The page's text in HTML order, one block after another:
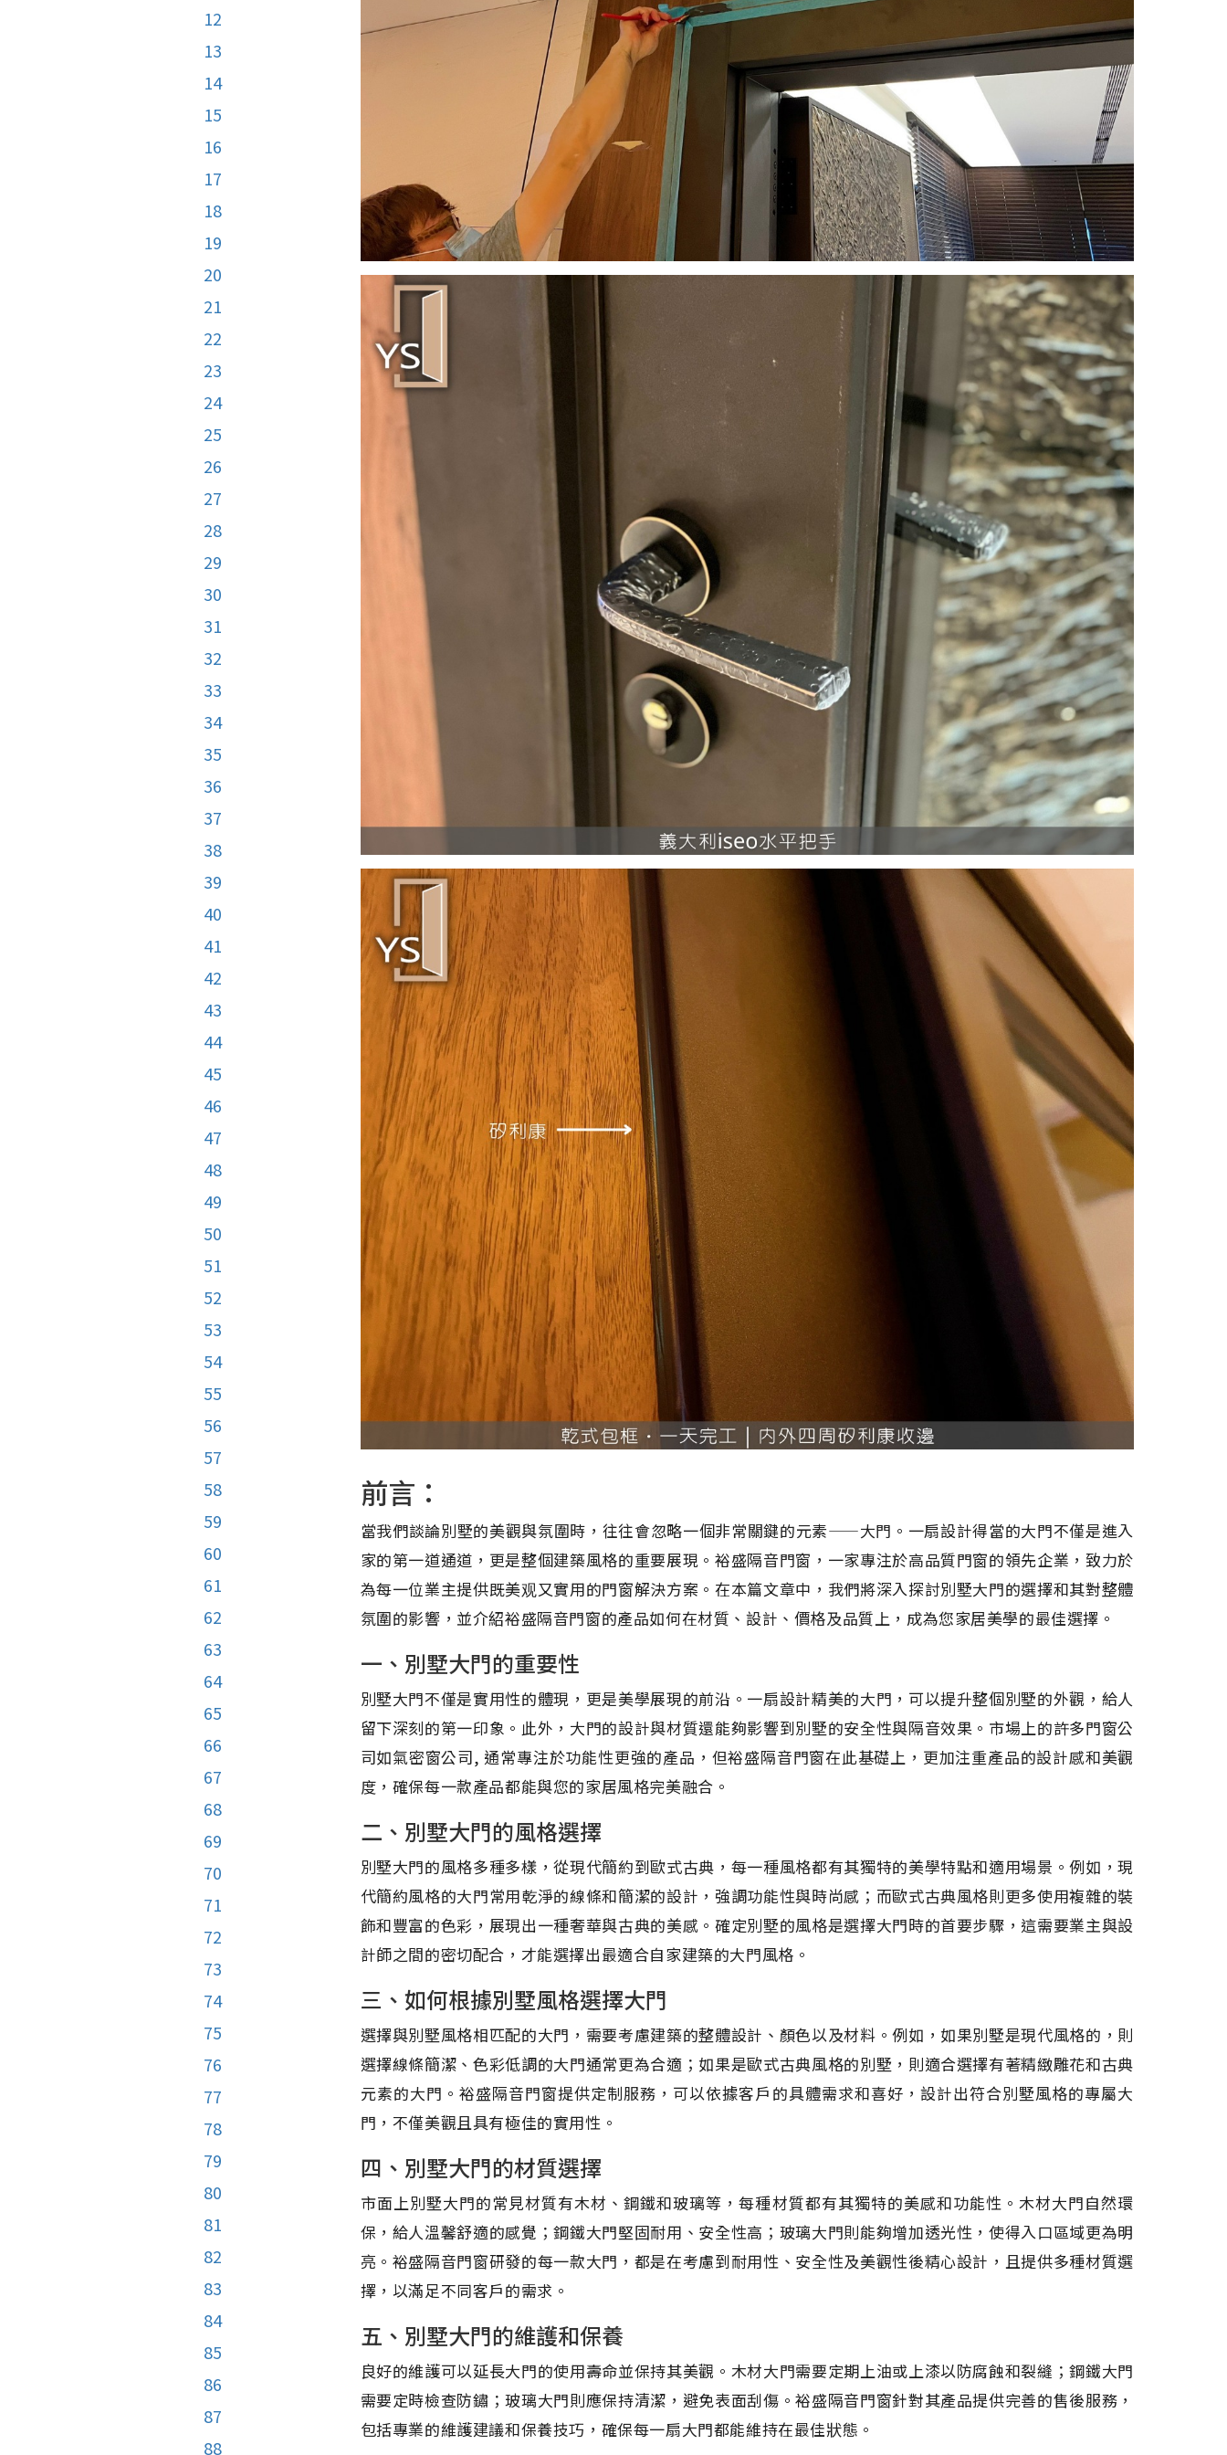
12
13
14
15
16
17
18
19
20
21
22
23
24
25
26
27
28
29
30
31
32
33
34
35
36
37
38
39
40
41
42
43
44
45
46
47
48
49
50
51
52
53
54
55
56
57
58
59
60
61
62
63
64
65
66
67
68
69
70
71
72
73
74
75
76
77
78
79
80
81
82
83
84
85
86
87
88
前言：
當我們談論別墅的美觀與氛圍時，往往會忽略一個非常關鍵的元素——大門。一扇設計得當的大門不僅是進入
家的第一道通道，更是整個建築風格的重要展現。裕盛隔音門窗，一家專注於高品質門窗的領先企業，致力於
為每一位業主提供既美观又實用的門窗解決方案。在本篇文章中，我們將深入探討別墅大門的選擇和其對整體
氛圍的影響，並介紹裕盛隔音門窗的產品如何在材質、設計、價格及品質上，成為您家居美學的最佳選擇。
一、別墅大門的重要性
別墅大門不僅是實用性的體現，更是美學展現的前沿。一扇設計精美的大門，可以提升整個別墅的外觀，給人
留下深刻的第一印象。此外，大門的設計與材質還能夠影響到別墅的安全性與隔音效果。市場上的許多門窗公
司如氣密窗公司, 通常專注於功能性更強的產品，但裕盛隔音門窗在此基礎上，更加注重產品的設計感和美觀
度，確保每一款產品都能與您的家居風格完美融合。
二、別墅大門的風格選擇
別墅大門的風格多種多樣，從現代簡約到歐式古典，每一種風格都有其獨特的美學特點和適用場景。例如，現
代簡約風格的大門常用乾淨的線條和簡潔的設計，強調功能性與時尚感；而歐式古典風格則更多使用複雜的裝
飾和豐富的色彩，展現出一種奢華與古典的美感。確定別墅的風格是選擇大門時的首要步驟，這需要業主與設
計師之間的密切配合，才能選擇出最適合自家建築的大門風格。
三、如何根據別墅風格選擇大門
選擇與別墅風格相匹配的大門，需要考慮建築的整體設計、顏色以及材料。例如，如果別墅是現代風格的，則
選擇線條簡潔、色彩低調的大門通常更為合適；如果是歐式古典風格的別墅，則適合選擇有著精緻雕花和古典
元素的大門。裕盛隔音門窗提供定制服務，可以依據客戶的具體需求和喜好，設計出符合別墅風格的專屬大
門，不僅美觀且具有極佳的實用性。
四、別墅大門的材質選擇
市面上別墅大門的常見材質有木材、鋼鐵和玻璃等，每種材質都有其獨特的美感和功能性。木材大門自然環
保，給人溫馨舒適的感覺；鋼鐵大門堅固耐用、安全性高；玻璃大門則能夠增加透光性，使得入口區域更為明
亮。裕盛隔音門窗研發的每一款大門，都是在考慮到耐用性、安全性及美觀性後精心設計，且提供多種材質選
擇，以滿足不同客戶的需求。
五、別墅大門的維護和保養
良好的維護可以延長大門的使用壽命並保持其美觀。木材大門需要定期上油或上漆以防腐蝕和裂縫；鋼鐵大門
需要定時檢查防鏽；玻璃大門則應保持清潔，避免表面刮傷。裕盛隔音門窗針對其產品提供完善的售後服務，
包括專業的維護建議和保養技巧，確保每一扇大門都能維持在最佳狀態。